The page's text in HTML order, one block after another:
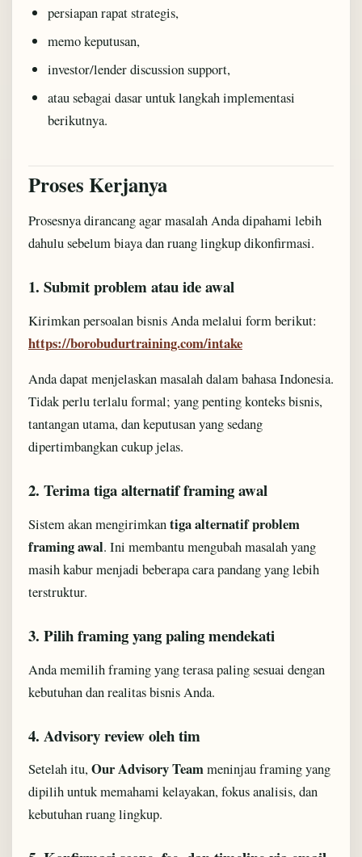
persiapan rapat strategis,
memo keputusan,
investor/lender discussion support,
atau sebagai dasar untuk langkah implementasi
berikutnya.
Proses Kerjanya
Prosesnya dirancang agar masalah Anda dipahami lebih
dahulu sebelum biaya dan ruang lingkup dikonfirmasi.
1. Submit problem atau ide awal
Kirimkan persoalan bisnis Anda melalui form berikut:
https://borobudurtraining.com/intake
Anda dapat menjelaskan masalah dalam bahasa Indonesia.
Tidak perlu terlalu formal; yang penting konteks bisnis,
tantangan utama, dan keputusan yang sedang
dipertimbangkan cukup jelas.
2. Terima tiga alternatif framing awal
Sistem akan mengirimkantiga alternatif problem
framing awal. Ini membantu mengubah masalah yang
masih kabur menjadi beberapa cara pandang yang lebih
terstruktur.
3. Pilih framing yang paling mendekati
Anda memilih framing yang terasa paling sesuai dengan
kebutuhan dan realitas bisnis Anda.
4. Advisory review oleh tim
Setelah itu,Our Advisory Teammeninjau framing yang
dipilih untuk memahami kelayakan, fokus analisis, dan
kebutuhan ruang lingkup.